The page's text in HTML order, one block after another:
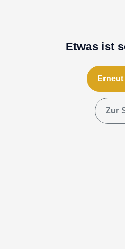
Etwas ist
Zur